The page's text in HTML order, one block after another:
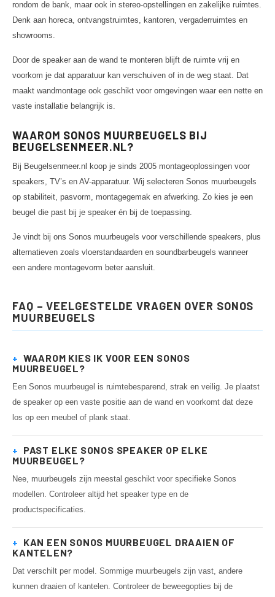
rondom de bank, maar ook in stereo-opstellingen en zakelijke ruimtes.
Denk aan horeca, ontvangstruimtes, kantoren, vergaderruimtes en
showrooms.
Door de speaker aan de wand te monteren blijft de ruimte vrij en
voorkom je dat apparatuur kan verschuiven of in de weg staat. Dat
maakt wandmontage ook geschikt voor omgevingen waar een nette en
vaste installatie belangrijk is.
WAAROM SONOS MUURBEUGELS BIJ
BEUGELSENMEER.NL?
Bij Beugelsenmeer.nl koop je sinds 2005 montageoplossingen voor
speakers, TV’s en AV-apparatuur. Wij selecteren Sonos muurbeugels
op stabiliteit, pasvorm, montagegemak en afwerking. Zo kies je een
beugel die past bij je speaker én bij de toepassing.
Je vindt bij ons Sonos muurbeugels voor verschillende speakers, plus
alternatieven zoals vloerstandaarden en soundbarbeugels wanneer
een andere montagevorm beter aansluit.
FAQ – VEELGESTELDE VRAGEN OVER SONOS
MUURBEUGELS
+ WAAROM KIES IK VOOR EEN SONOS
MUURBEUGEL?
Een Sonos muurbeugel is ruimtebesparend, strak en veilig. Je plaatst
de speaker op een vaste positie aan de wand en voorkomt dat deze
los op een meubel of plank staat.
+ PAST ELKE SONOS SPEAKER OP ELKE
MUURBEUGEL?
Nee, muurbeugels zijn meestal geschikt voor specifieke Sonos
modellen. Controleer altijd het speaker type en de
productspecificaties.
+ KAN EEN SONOS MUURBEUGEL DRAAIEN OF
KANTELEN?
Dat verschilt per model. Sommige muurbeugels zijn vast, andere
kunnen draaien of kantelen. Controleer de beweegopties bij de